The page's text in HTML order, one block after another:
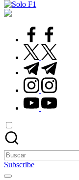
Para
facebook.com
twitter.com
t.me
instagram.com
youtube.com
Buscar:
Subscribe